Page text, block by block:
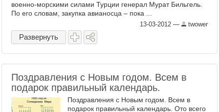
военно-морскими силами Турции генерал Мурат Бильгель.
По его словам, закупка авианосца – пока ...
13-03-2012 — twower
Развернуть
Поздравления с Новым годом. Всем в
подарок правильный календарь.
Поздравления с Новым годом. Всем в
подарок правильный календарь. Ото всего